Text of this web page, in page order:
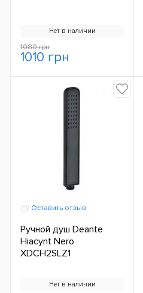
Нет в наличии
1080 грн
1010 грн
Оставить отзыв
Ручной душ Deante
Hiacynt Nero
XDCH2SLZ1
Нет в наличии